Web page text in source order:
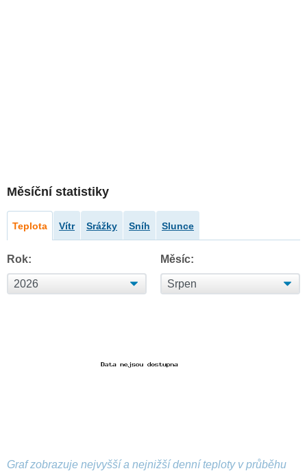
Měsíční statistiky
Teplota Vítr Srážky Sníh Slunce
Rok: Měsíc:
Graf zobrazuje nejvyšší a nejnižší denní teploty v průběhu